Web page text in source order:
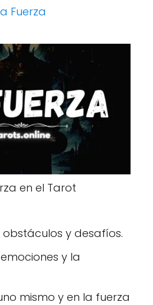
Fuerza
en el Tarot
y desafíos.
y la
mismo y en la fuerza